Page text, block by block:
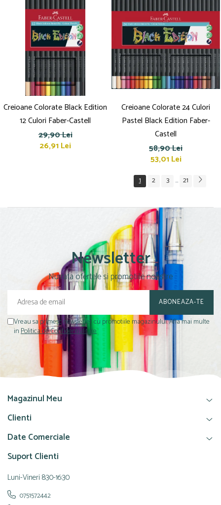
Creioane Colorate Black Edition
12 Culori Faber-Castell
29,90 Lei
26,91 Lei
Creioane Colorate 24 Culori
Pastel Black Edition Faber-
Castell
58,90 Lei
53,01 Lei
1 2 3 ... 21
Newsletter
Nu rata ofertele si promotiile noastre
Vreau sa primesc newsletter cu promotiile magazinului. Afla mai multe
inPolitica de Confidentialitate
Magazinul Meu
Clienti
Date Comerciale
Suport Clienti
Luni-Vineri 8:30-16:30
0751572442